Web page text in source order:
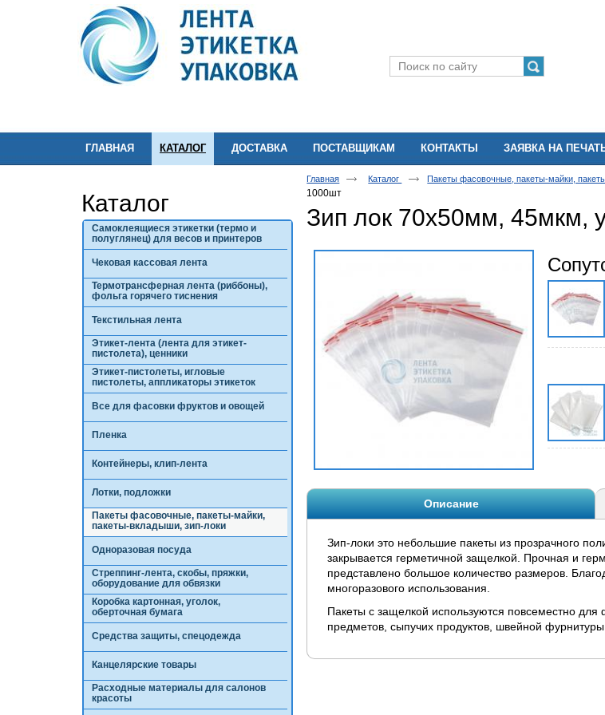
ГЛАВНАЯ КАТАЛОГ ДОСТАВКА ПОСТАВЩИКАМ КОНТАКТЫ ЗАЯВКА НА
Каталог
Самоклеящиеся этикетки (термо и
полуглянец) для весов и принтеров
Чековая кассовая лента
Термотрансферная лента (риббоны),
фольга горячего тиснения
Текстильная лента
Этикет-лента (лента для этикет-
пистолета), ценники
Этикет-пистолеты, игловые
пистолеты, аппликаторы этикеток
Все для фасовки фруктов и овощей
Пленка
Контейнеры, клип-лента
Лотки, подложки
Пакеты фасовочные, пакеты-майки,
пакеты-вкладыши, зип-локи
Одноразовая посуда
Стреппинг-лента, скобы, пряжки,
оборудование для обвязки
Коробка картонная, уголок,
оберточная бумага
Средства защиты, спецодежда
Канцелярские товары
Расходные материалы для салонов
красоты
Главная Каталог Пакеты фасовочные, пакеты-майки,
1000шт
Зип лок 70х50мм, 45мкм,
Описание
Зип-локи это небольшие пакеты из прозрачного
закрывается герметичной защелкой. Прочная и
представлено большое количество размеров.
многоразового использования.
Пакеты с защелкой используются повсеместно
предметов, сыпучих продуктов, швейной фурнитуры.